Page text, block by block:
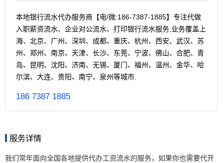
本地银行流水代办服务商【电/微:186-7387-1885】专注代做
入职薪资流水、企业对公流水、打印银行流水服务,业务覆盖上
海、北京、广州、深圳、成都、重庆、杭州、西安、武汉、苏
州、郑州、南京、天津、长沙、东莞、宁波、佛山、合肥、青
岛、昆明、沈阳、济南、无锡、厦门、福州、温州、金华、哈
尔滨、大连、贵阳、南宁、泉州等城市.
186 7387 1885
服务详情
我们常年面向全国各地提供代办工资流水的服务，如果你也需要代开